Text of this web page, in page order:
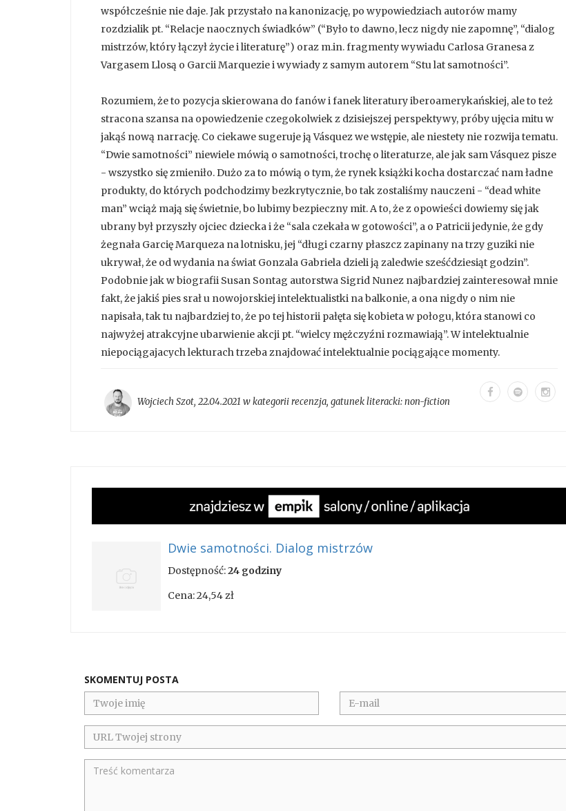
współcześnie nie daje. Jak przystało na kanonizację, po wypowiedziach autorów mamy
rozdzialik pt. “Relacje naocznych świadków” (“Było to dawno, lecz nigdy nie zapomnę”, “dialog
mistrzów, który łączył życie i literaturę”) oraz m.in. fragmenty wywiadu Carlosa Granesa z
Vargasem Llosą o Garcii Marquezie i wywiady z samym autorem “Stu lat samotności”.
Rozumiem, że to pozycja skierowana do fanów i fanek literatury iberoamerykańskiej, ale to też
stracona szansa na opowiedzenie czegokolwiek z dzisiejszej perspektywy, próby ujęcia mitu w
jakąś nową narrację. Co ciekawe sugeruje ją Vásquez we wstępie, ale niestety nie rozwija tematu.
“Dwie samotności” niewiele mówią o samotności, trochę o literaturze, ale jak sam Vásquez pisze
- wszystko się zmieniło. Dużo za to mówią o tym, że rynek książki kocha dostarczać nam ładne
produkty, do których podchodzimy bezkrytycznie, bo tak zostaliśmy nauczeni - “dead white
man” wciąż mają się świetnie, bo lubimy bezpieczny mit. A to, że z opowieści dowiemy się jak
ubrany był przyszły ojciec dziecka i że “sala czekała w gotowości”, a o Patricii jedynie, że gdy
żegnała Garcię Marqueza na lotnisku, jej “długi czarny płaszcz zapinany na trzy guziki nie
ukrywał, że od wydania na świat Gonzala Gabriela dzieli ją zaledwie sześćdziesiąt godzin”.
Podobnie jak w biografii Susan Sontag autorstwa Sigrid Nunez najbardziej zainteresował mnie
fakt, że jakiś pies srał u nowojorskiej intelektualistki na balkonie, a ona nigdy o nim nie
napisała, tak tu najbardziej to, że po tej historii pałęta się kobieta w połogu, która stanowi co
najwyżej atrakcyjne ubarwienie akcji pt. “wielcy mężczyźni rozmawiają”. W intelektualnie
niepociągajacych lekturach trzeba znajdować intelektualnie pociągające momenty.
Wojciech Szot, 22.04.2021 w kategoriirecenzja, gatunek literacki:non-fiction
Dwie samotności. Dialog mistrzów
Dostępność:24 godziny
Cena:24,54 zł
SKOMENTUJ POSTA